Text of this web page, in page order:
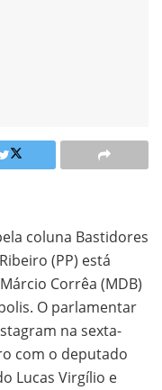
coluna Bastidores
(PP) está
Corrêa (MDB)
O parlamentar
na sexta-
com o deputado
Lucas Virgílio e